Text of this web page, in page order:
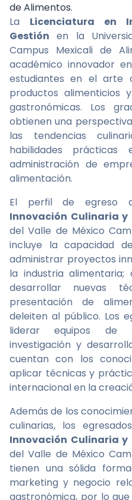
de Alimentos.
La Licenciatura en
Gestión en la
Campus Mexicali de
académico innovador
estudiantes en el arte
productos alimenticios
gastronómicas. Los
obtienen una
las tendencias
habilidades
administración de
alimentación.
El perfil de egreso
Innovación Culinaria y
del Valle de México
incluye la capacidad
administrar proyectos
la industria
desarrollar nuevas
presentación de
deleiten al público. Los
liderar equipos de
investigación y
cuentan con los
aplicar técnicas y
internacional en la
Además de los
culinarias, los
Innovación Culinaria y
del Valle de México
tienen una sólida
marketing y negocio
gastronómica, por lo